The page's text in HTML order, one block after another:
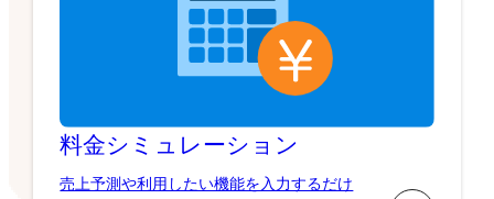
料金シミュレーション
売上予測や利用したい機能を入力するだけ